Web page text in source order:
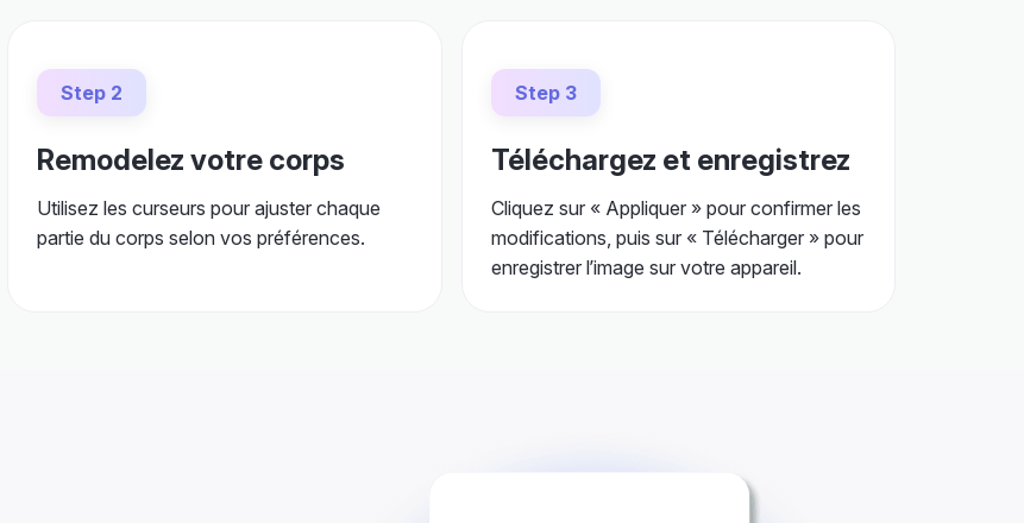
Step 2
Remodelez votre corps
Utilisez les curseurs pour ajuster chaque
partie du corps selon vos préférences.
Step 3
Téléchargez et enregistrez
Cliquez sur « Appliquer » pour confirmer les
modifications, puis sur « Télécharger » pour
enregistrer l’image sur votre appareil.